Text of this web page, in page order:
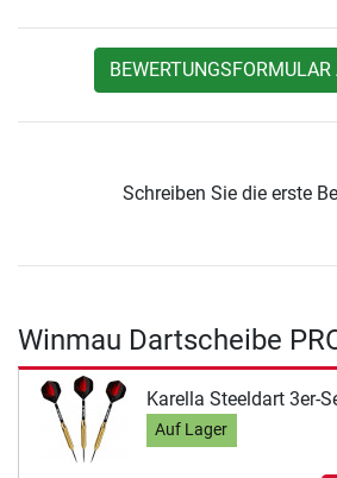
BEWERTUNGSFORMULAR
Schreiben Sie die erste
Winmau Dartscheibe
Karella Steeldart 3er-
Auf Lager